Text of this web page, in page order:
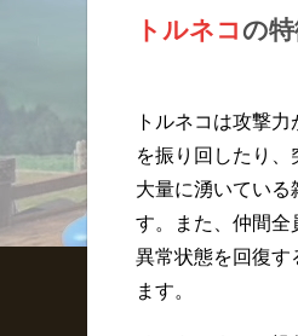
トルネコ の
トルネコは攻撃
を振り回したり
大量に湧いている
す。また、仲間全
異常状態を回復す
ます。